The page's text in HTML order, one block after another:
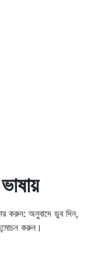
করুন: অনুবাদে ডুব দিন,
করুন।